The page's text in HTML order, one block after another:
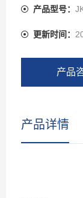
储、定时存
上位机软件
的浓度、实
产品型号：
更新时间：
产品
产品详情